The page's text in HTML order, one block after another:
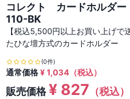
コレクト カードホルダ
110-BK
【税込5,500円以上お買い上げで
たひな壇方式のカードホルダー
(0件)
通常価格¥ 1,034 （税込）
販売価格¥ 827 （税込）